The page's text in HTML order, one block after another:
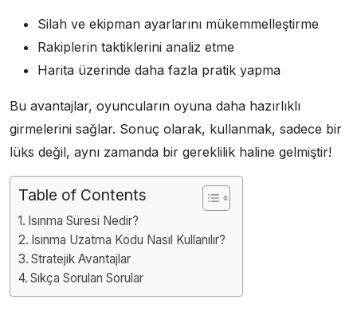
Silah ve ekipman ayarlarını mükemmelleştirme
Rakiplerin taktiklerini analiz etme
Harita üzerinde daha fazla pratik yapma
Bu avantajlar, oyuncuların oyuna daha hazırlıklı
girmelerini sağlar. Sonuç olarak, kullanmak, sadece bir
lüks değil, aynı zamanda bir gereklilik haline gelmiştir!
Table of Contents
Isınma Süresi Nedir?
Isınma Uzatma Kodu Nasıl Kullanılır?
Stratejik Avantajlar
Sıkça Sorulan Sorular